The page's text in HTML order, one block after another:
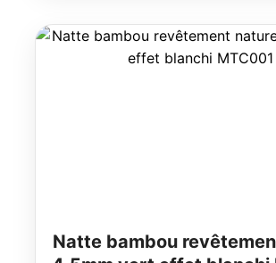
Natte bambou